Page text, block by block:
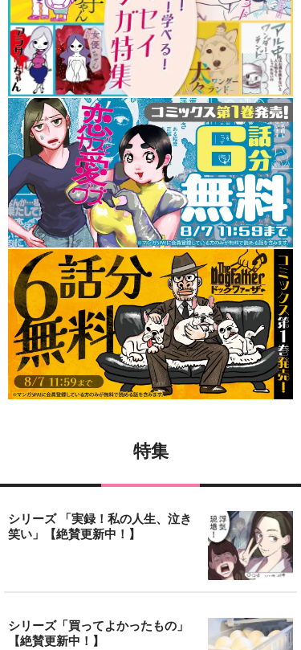
特集
シリーズ 「実録！私の人生、泣き
笑い」【絶賛更新中！】
シリーズ「買ってよかったもの」
【絶賛更新中！】